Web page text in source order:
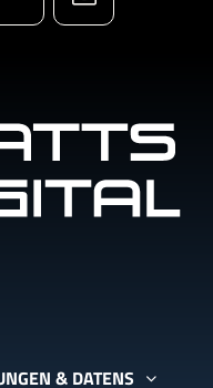
& DATENS